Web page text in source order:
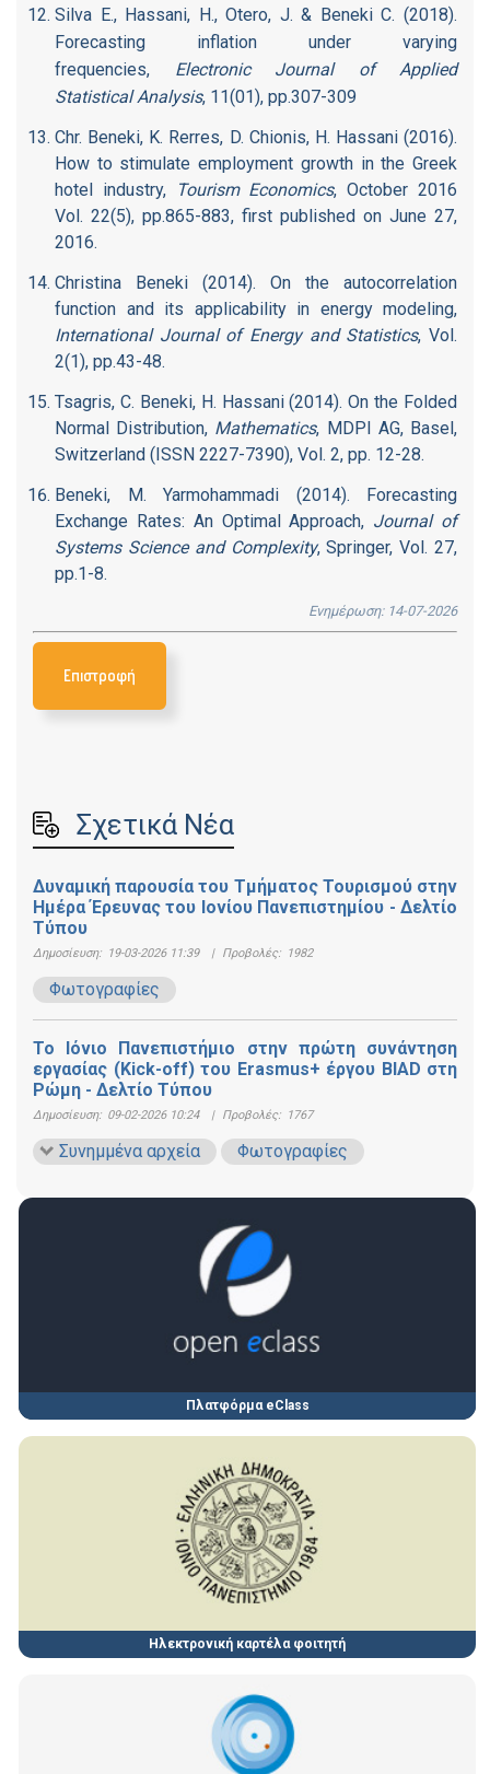
Silva E., Hassani, H., Otero, J. & Beneki C. (2018).
Forecasting inflation under varying
frequencies, Electronic Journal of Applied
Statistical Analysis, 11(01), pp.307-309
Chr. Beneki, K. Rerres, D. Chionis, H. Hassani (2016).
How to stimulate employment growth in the Greek
hotel industry,
Tourism Economics, October 2016
Vol. 22(5), pp.865-883, first published on June 27,
2016.
Christina Beneki (2014). On the autocorrelation
function and its applicability in energy modeling,
International Journal of Energy and Statistics, Vol.
2(1), pp.43-48.
Tsagris, C. Beneki, H. Hassani (2014). On the Folded
Normal Distribution, Mathematics, MDPI AG, Basel,
Switzerland (ISSN 2227-7390), Vol. 2, pp. 12-28.
Beneki, Μ. Yarmohammadi (2014). Forecasting
Exchange Rates: An Optimal Approach, Journal of
Systems Science and Complexity, Springer, Vol. 27,
pp.1-8.
Ενημέρωση: 14-07-2026
Επιστροφή
Σχετικά Νέα
Δυναμική παρουσία του Τμήματος Τουρισμού στην
Ημέρα Έρευνας του Ιονίου Πανεπιστημίου - Δελτίο
Τύπου
Δημοσίευση: 19-03-2026 11:39 | Προβολές: 1982
Φωτογραφίες
Το Ιόνιο Πανεπιστήμιο στην πρώτη συνάντηση
εργασίας (Kick-off) του Erasmus+ έργου BIAD στη
Ρώμη - Δελτίο Τύπου
Δημοσίευση: 09-02-2026 10:24 | Προβολές: 1767
Συνημμένα αρχεία Φωτογραφίες
Πλατφόρμα eClass
Ηλεκτρονική καρτέλα φοιτητή